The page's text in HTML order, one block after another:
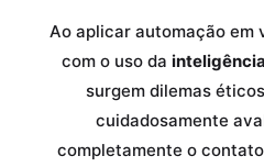
Ao aplicar automação em
com o uso da
surgem dilemas
cuidadosamente
completamente o